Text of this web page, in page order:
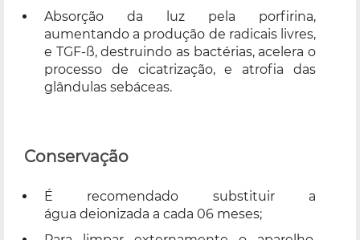
Absorção da luz pela porfirina,
aumentando a produção de radicais livres,
e TGF-ß, destruindo as bactérias, acelera o
processo de cicatrização, e atrofia das
glândulas sebáceas.
Conservação
É recomendado substituir a
água deionizada a cada 06 meses;